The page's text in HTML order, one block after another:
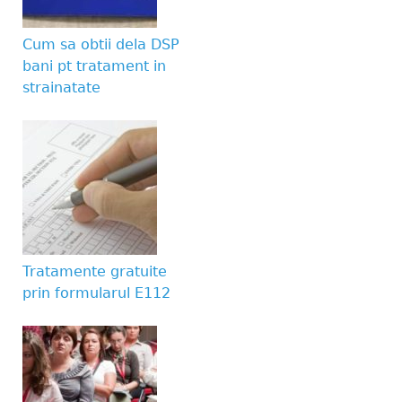
Cum sa obtii dela DSP
bani pt tratament in
strainatate
Tratamente gratuite
prin formularul E112